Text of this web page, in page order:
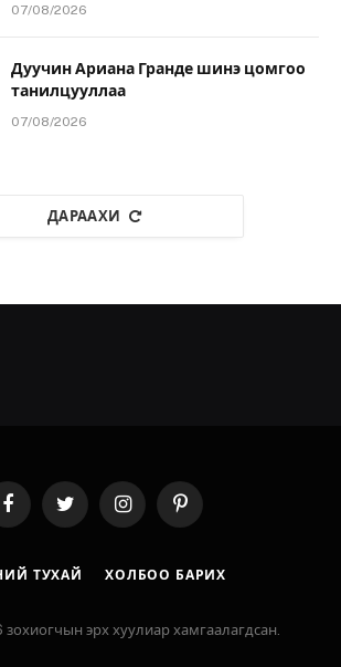
07/08/2026
Дуучин Ариана Гранде шинэ цомгоо
танилцууллаа
07/08/2026
ДАРААХИ
FacebookTwitter InstagramPinterest
ТУХАЙ ХОЛБОО БАРИХ
эрх хуулиар хамгаалагдсан.